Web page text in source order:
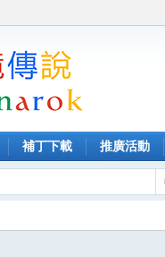
補丁下載 推廣活動